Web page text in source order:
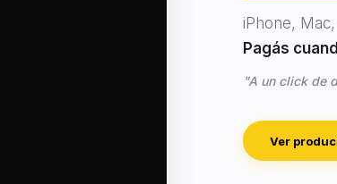
iPhone,
Pagás
"A un click de
Ver